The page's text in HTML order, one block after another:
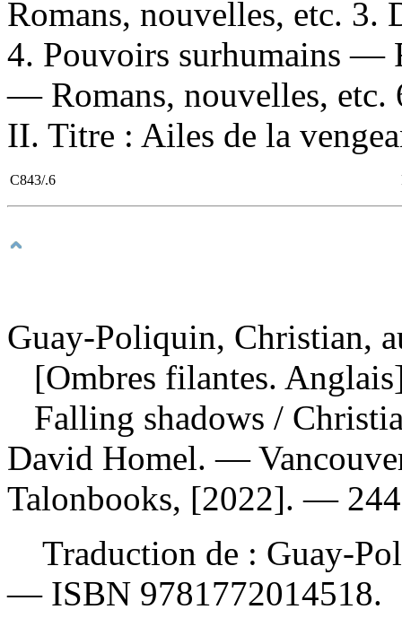
Romans, nouvelles, etc.
4. Pouvoirs surhumains —
— Romans, nouvelles, etc.
II. Titre : Ailes de la
C843/.6
Guay-Poliquin, Christian,
[Ombres filantes.
Falling shadows /
David Homel. —
Talonbooks, [2022]. — 244
Traduction de : Guay-
— ISBN 9781772014518.